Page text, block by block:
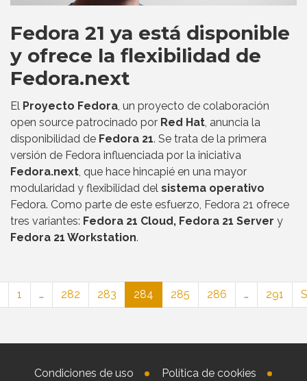
Fedora 21 ya está disponible
y ofrece la flexibilidad de
Fedora.next
El Proyecto Fedora, un proyecto de colaboración
open source patrocinado por Red Hat, anuncia la
disponibilidad de Fedora 21. Se trata de la primera
versión de Fedora influenciada por la iniciativa
Fedora.next, que hace hincapié en una mayor
modularidad y flexibilidad del sistema operativo
Fedora. Como parte de este esfuerzo, Fedora 21 ofrece
tres variantes: Fedora 21 Cloud, Fedora 21 Server y
Fedora 21 Workstation.
1 … 282 283 284 285 286 … 291
Condiciones de uso Política de cookies